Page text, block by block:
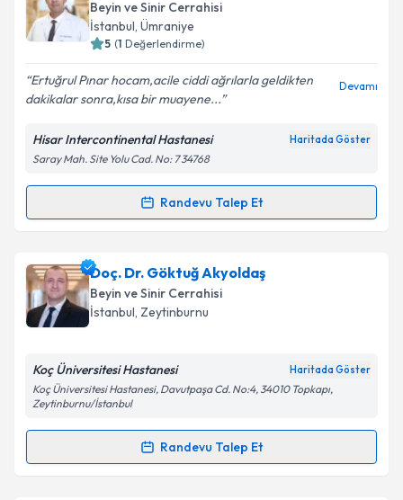
takvim hazırlandığında e-posta ile bilgilendireceğiz.
Kişisel verilerimin işlenmesine ilişkin
Aydınlatma
Metni'ni okudum ve kişisel verilerimin belirtilen
kapsamda işlenmesini kabul ediyorum.
Beyin ve Sinir Cerrahisi
İstanbul, Ümraniye
5 (1 Değerlendirme)
Ertuğrul Pınar hocam,acile ciddi ağrılarla geldikten
dakikalar sonra,kısa bir muayene...
Devamı
Hisar Intercontinental Hastanesi Haritada Göster
Saray Mah. Site Yolu Cad. No: 7 34768
Randevu Talep Et
Randevu Takvimi Talebi
Op. Dr. Ertuğrul Pınariçin randevu takvimi talebi
oluşturun. Size bu uzmandan randevu almanız için bir
takvim hazırlandığında e-posta ile bilgilendireceğiz.
Kişisel verilerimin işlenmesine ilişkinAydınlatma
'ni okudum ve kişisel verilerimin belirtilen
kapsamda işlenmesini kabul ediyorum.
Doç. Dr. Göktuğ Akyoldaş
Beyin ve Sinir Cerrahisi
İstanbul, Zeytinburnu
Koç Üniversitesi Hastanesi Haritada Göster
Koç Üniversitesi Hastanesi, Davutpaşa Cd. No:4, 34010 Topkapı,
Zeytinburnu/İstanbul
Randevu Talep Et
Randevu Takvimi Talebi